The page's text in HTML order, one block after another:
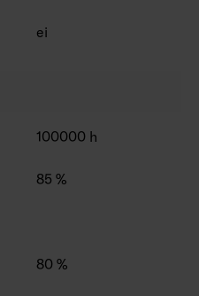
ei
100000 h
85 %
80 %